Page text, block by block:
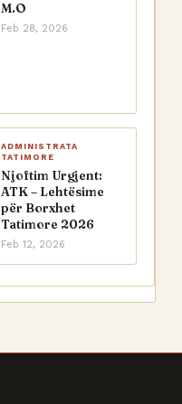
M.O
Feb 28, 2026
ADMINISTRATA
TATIMORE
Njoftim Urgjent:
ATK – Lehtësime
për Borxhet
Tatimore 2026
Feb 12, 2026